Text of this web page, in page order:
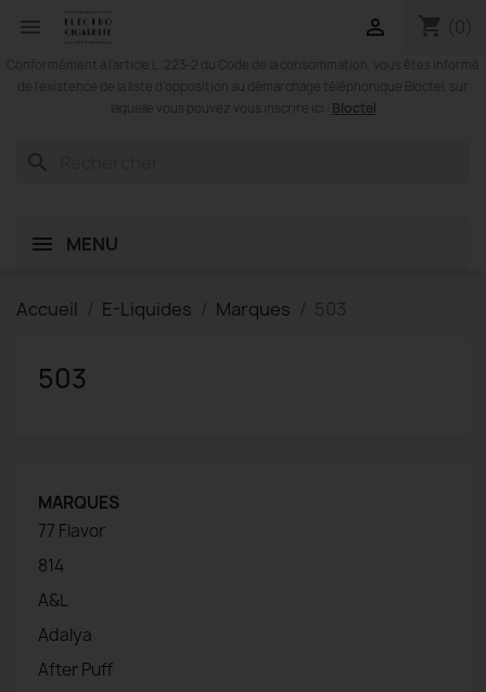
 shopping_cart (0)

Conformément à l'article L. 223-2 du Code de la consommation, vous êtes informé
de l'existence de la liste d'opposition au démarchage téléphonique Bloctel, sur
laquelle vous pouvez vous inscrire ici : Bloctel
search
MENU
Accueil E-Liquides Marques 503
503
MARQUES
77 Flavor
814
A&L
Adalya
After Puff